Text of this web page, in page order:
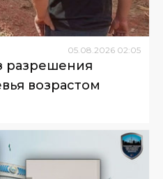
05.08.2026 02:05
разрешения
возрастом